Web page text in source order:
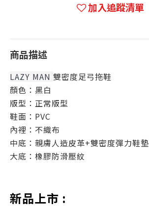
加入追蹤清單
商品描述
LAZY MAN 雙密度足弓拖鞋
顏色：黑白
版型：正常版型
鞋面：PVC
內裡：不織布
中底：親膚人造皮革+雙密度彈力鞋墊
大底：橡膠防滑壓紋
新品上市 :